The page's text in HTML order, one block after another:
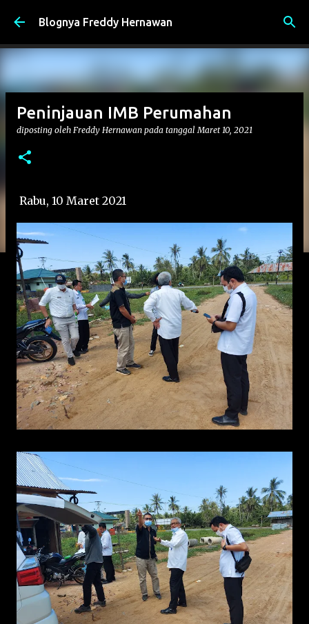
Langsung ke konten utama
Blognya Freddy Hernawan
Peninjauan IMB Perumahan
diposting oleh Freddy Hernawan pada tanggalMaret 10, 2021
Rabu, 10 Maret 2021